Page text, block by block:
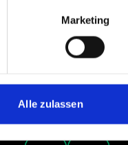
Marketing
Alle zulassen